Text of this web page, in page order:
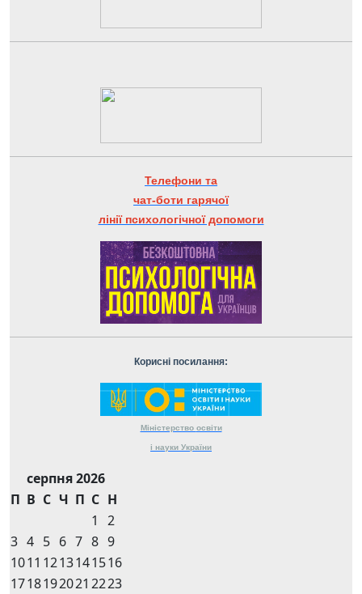
Телефони та
чат-боти гарячої
лінії психологічної допомоги
Корисні посилання:
Міністерство освіти
і науки України
серпня 2026
П В С Ч П С Н
1
2
3 4 5 6 7 8 9
1011 1213141516
1718192021 2223